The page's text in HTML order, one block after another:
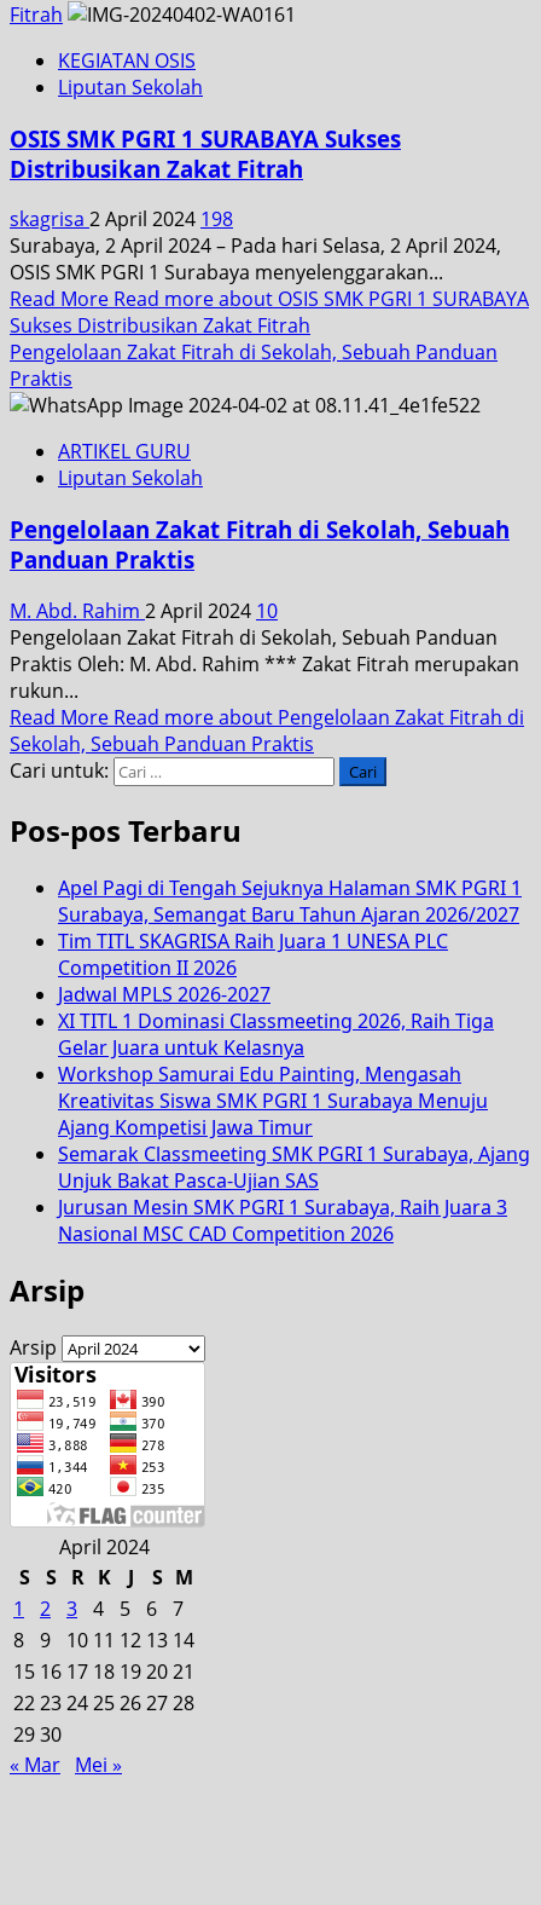
Fitrah
KEGIATAN OSIS
Liputan Sekolah
OSIS SMK PGRI 1 SURABAYA Sukses
Distribusikan Zakat Fitrah
skagrisa 2 April 2024 198
Surabaya, 2 April 2024 – Pada hari Selasa, 2 April 2024,
OSIS SMK PGRI 1 Surabaya menyelenggarakan...
Read More Read more about OSIS SMK PGRI 1 SURABAYA
Sukses Distribusikan Zakat Fitrah
Pengelolaan Zakat Fitrah di Sekolah, Sebuah Panduan
Praktis
ARTIKEL GURU
Liputan Sekolah
Pengelolaan Zakat Fitrah di Sekolah, Sebuah
Panduan Praktis
M. Abd. Rahim 2 April 2024 10
Pengelolaan Zakat Fitrah di Sekolah, Sebuah Panduan
Praktis Oleh: M. Abd. Rahim *** Zakat Fitrah merupakan
rukun...
Read More Read more about Pengelolaan Zakat Fitrah di
Sekolah, Sebuah Panduan Praktis
Cari untuk:
Pos-pos Terbaru
Apel Pagi di Tengah Sejuknya Halaman SMK PGRI 1
Surabaya, Semangat Baru Tahun Ajaran 2026/2027
Tim TITL SKAGRISA Raih Juara 1 UNESA PLC
Competition II 2026
Jadwal MPLS 2026-2027
XI TITL 1 Dominasi Classmeeting 2026, Raih Tiga
Gelar Juara untuk Kelasnya
Workshop Samurai Edu Painting, Mengasah
Kreativitas Siswa SMK PGRI 1 Surabaya Menuju
Ajang Kompetisi Jawa Timur
Semarak Classmeeting SMK PGRI 1 Surabaya, Ajang
Unjuk Bakat Pasca-Ujian SAS
Jurusan Mesin SMK PGRI 1 Surabaya, Raih Juara 3
Nasional MSC CAD Competition 2026
Arsip
Arsip
April 2024
S
S R K J S M
1
2 3 4 5 6 7
8 9 10 11 12 13 14
15 16 17 18 192021
22232425262728
2930
« Mar Mei »